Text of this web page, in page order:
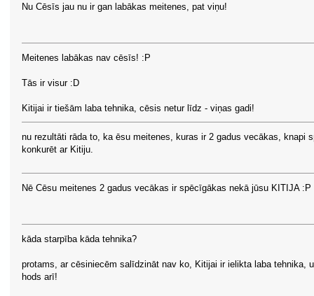
Nu Cēsīs jau nu ir gan labākas meitenes, pat viņu!
Meitenes labākas nav cēsīs! :P
Tās ir visur :D
Kitijai ir tiešām laba tehnika, cēsis netur līdz - viņas gadi!
nu rezultāti rāda to, ka ēsu meitenes, kuras ir 2 gadus vecākas, knapi
konkurēt ar Kitiju.
Nē Cēsu meitenes 2 gadus vecākas ir spēcīgākas nekā jūsu KITIJA :P
kāda starpība kāda tehnika?
protams, ar cēsiniecēm salīdzināt nav ko, Kitijai ir ielikta laba tehnika,
hods arī!